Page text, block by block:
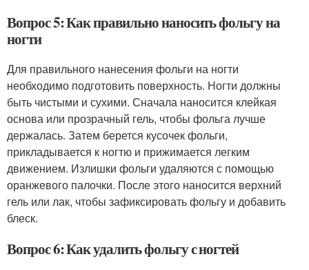
Вопрос 5: Как правильно наносить фольгу на
ногти
Для правильного нанесения фольги на ногти
необходимо подготовить поверхность. Ногти должны
быть чистыми и сухими. Сначала наносится клейкая
основа или прозрачный гель, чтобы фольга лучше
держалась. Затем берется кусочек фольги,
прикладывается к ногтю и прижимается легким
движением. Излишки фольги удаляются с помощью
оранжевого палочки. После этого наносится верхний
гель или лак, чтобы зафиксировать фольгу и добавить
блеск.
Вопрос 6: Как удалить фольгу с ногтей